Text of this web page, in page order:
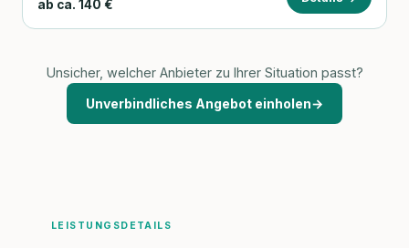
ab ca. 140 €
Unsicher, welcher Anbieter zu Ihrer Situation passt?
Unverbindliches Angebot einholen→
LEISTUNGSDETAILS